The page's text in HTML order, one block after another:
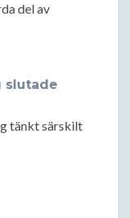
del av
slutade
tänkt särskilt